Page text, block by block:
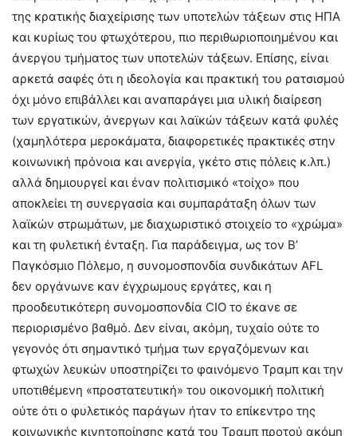
της κρατικής διαχείρισης των υποτελών τάξεων στις ΗΠΑ
και κυρίως του φτωχότερου, πιο περιθωριοποιημένου και
άνεργου τμήματος των υποτελών τάξεων. Επίσης, είναι
αρκετά σαφές ότι η ιδεολογία και πρακτική του ρατσισμού
όχι μόνο επιβάλλει και αναπαράγει μια υλική διαίρεση
των εργατικών, άνεργων και λαϊκών τάξεων κατά φυλές
(χαμηλότερα μεροκάματα, διαφορετικές πρακτικές στην
κοινωνική πρόνοια και ανεργία, γκέτο στις πόλεις κ.λπ.)
αλλά δημιουργεί και έναν πολιτισμικό «τοίχο» που
αποκλείει τη συνεργασία και συμπαράταξη όλων των
λαϊκών στρωμάτων, με διαχωριστικό στοιχείο το «χρώμα»
και τη φυλετική ένταξη. Για παράδειγμα, ως τον Β’
Παγκόσμιο Πόλεμο, η συνομοσπονδία συνδικάτων AFL
δεν οργάνωνε καν έγχρωμους εργάτες, και η
προοδευτικότερη συνομοσπονδία CIO το έκανε σε
περιορισμένο βαθμό. Δεν είναι, ακόμη, τυχαίο ούτε το
γεγονός ότι σημαντικό τμήμα των εργαζόμενων και
φτωχών λευκών υποστηρίζει το φαινόμενο Τραμπ και την
υποτιθέμενη «προστατευτική» του οικονομική πολιτική
ούτε ότι ο φυλετικός παράγων ήταν το επίκεντρο της
κοινωνικής κινητοποίησης κατά του Τραμπ προτού ακόμη